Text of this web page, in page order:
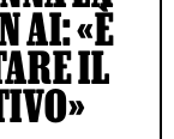
AI: «È
IL